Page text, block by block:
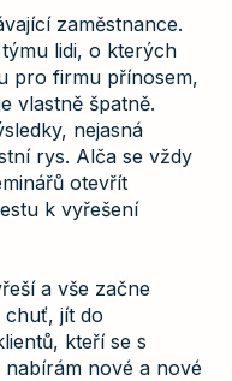
zaměstnance.
lidi, o kterých
pro firmu přínosem,
vlastně špatně.
nejasná
rys. Alča se vždy
otevřít
k vyřešení
a vše začne
chuť, jít do
kteří se s
nové a nové